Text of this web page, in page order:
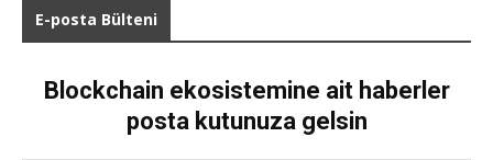
E-posta Bülteni
Blockchain ekosistemine ait haberler
posta kutunuza gelsin